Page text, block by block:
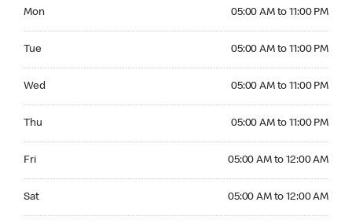
Mon 05:00 AM to 11:00 PM
Tue 05:00 AM to 11:00 PM
Wed 05:00 AM to 11:00 PM
Thu 05:00 AM to 11:00 PM
Fri 05:00 AM to 12:00 AM
Sat 05:00 AM to 12:00 AM